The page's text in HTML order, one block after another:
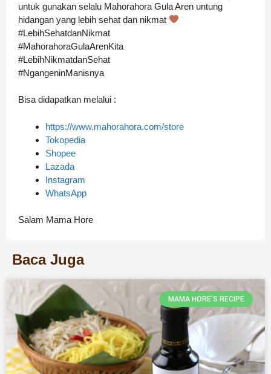
untuk gunakan selalu Mahorahora Gula Aren untung
hidangan yang lebih sehat dan nikmat
#LebihSehatdanNikmat
#MahorahoraGulaArenKita
#LebihNikmatdanSehat
#NgangeninManisnya
Bisa didapatkan melalui :
https://www.mahorahora.com/store
Tokopedia
Shopee
Lazada
Instagram
WhatsApp
Salam Mama Hore
Baca Juga
MAMA HORE'S RECIPE